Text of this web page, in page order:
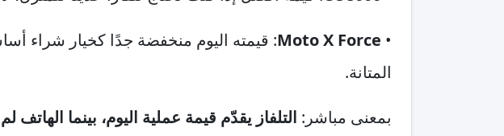
•
Moto X Force: قيمته اليوم منخفضة جدًا كخيار شراء
المتانة.
بمعنى مباشر: التلفاز يقدّم قيمة عملية اليوم، بينما